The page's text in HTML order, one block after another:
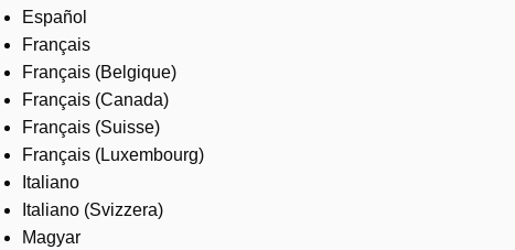
Español
Français
Français (Belgique)
Français (Canada)
Français (Suisse)
Français (Luxembourg)
Italiano
Italiano (Svizzera)
Magyar